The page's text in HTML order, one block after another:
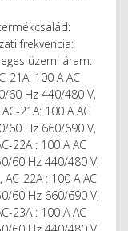
frekvencia:
üzemi áram:
21A: 100 A AC
60 Hz 440/480 V,
21A: 100 A AC
60 Hz 660/690 V,
22A : 100 A AC
60 Hz 440/480 V,
22A : 100 A AC
60 Hz 660/690 V,
23A : 100 A AC